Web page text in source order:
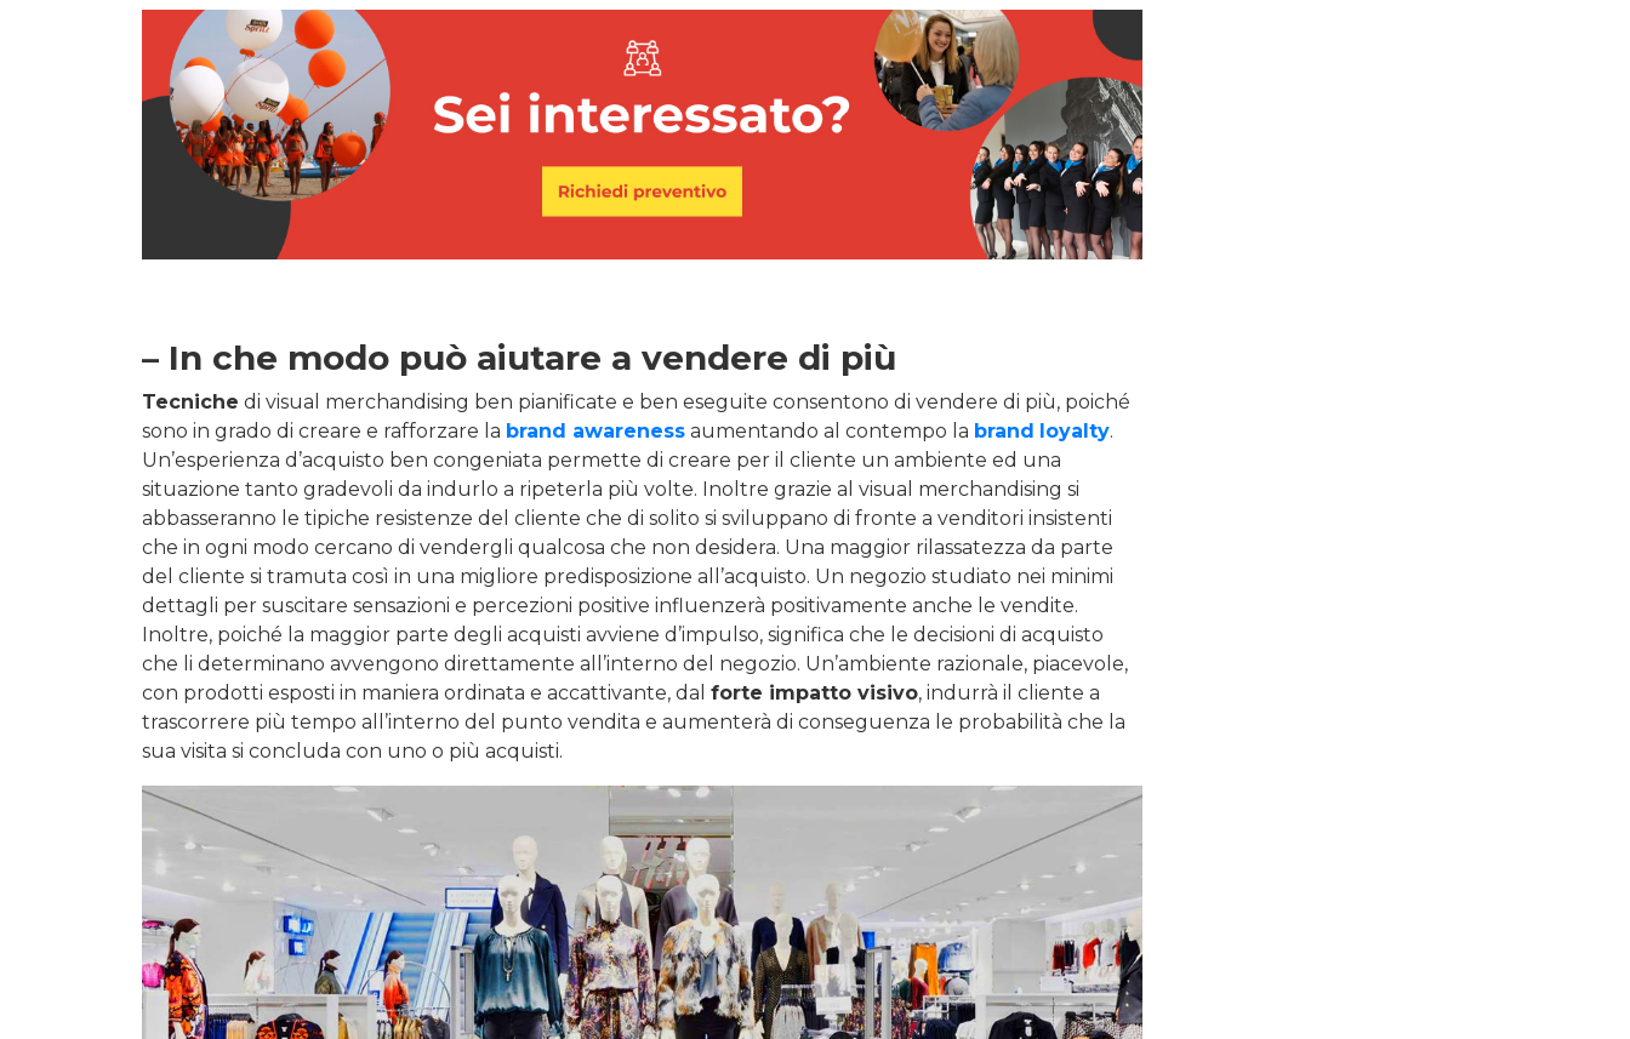
– In che modo può aiutare a vendere di più
Tecniche di visual merchandising ben pianificate e ben eseguite consentono di vendere di più, poiché
sono in grado di creare e rafforzare la brand awareness aumentando al contempo la brand loyalty.
Un’esperienza d’acquisto ben congeniata permette di creare per il cliente un ambiente ed una
situazione tanto gradevoli da indurlo a ripeterla più volte. Inoltre grazie al visual merchandising si
abbasseranno le tipiche resistenze del cliente che di solito si sviluppano di fronte a venditori insistenti
che in ogni modo cercano di vendergli qualcosa che non desidera. Una maggior rilassatezza da parte
del cliente si tramuta così in una migliore predisposizione all’acquisto. Un negozio studiato nei minimi
dettagli per suscitare sensazioni e percezioni positive influenzerà positivamente anche le vendite.
Inoltre, poiché la maggior parte degli acquisti avviene d’impulso, significa che le decisioni di acquisto
che li determinano avvengono direttamente all’interno del negozio. Un’ambiente razionale, piacevole,
con prodotti esposti in maniera ordinata e accattivante, dal forte impatto visivo, indurrà il cliente a
trascorrere più tempo all’interno del punto vendita e aumenterà di conseguenza le probabilità che la
sua visita si concluda con uno o più acquisti.